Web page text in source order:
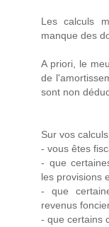
Les calculs
manque des
A priori, le
de
sont non
Sur vos
- vous êtes
- que
les provisions
- que
revenus
- que certains